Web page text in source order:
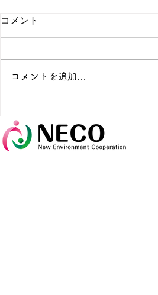
せ（別府市）
コメント
コメントを追加…